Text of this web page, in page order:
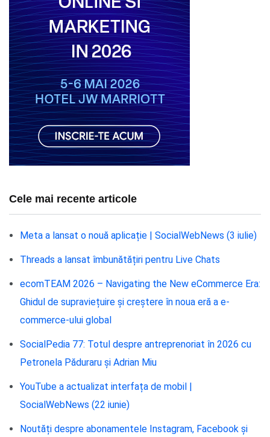
Cele mai recente articole
Meta a lansat o nouă aplicație | SocialWebNews (3 iulie)
Threads a lansat îmbunătățiri pentru Live Chats
ecomTEAM 2026 – Navigating the New eCommerce Era:
Ghidul de supraviețuire și creștere în noua eră a e-
commerce-ului global
SocialPedia 77: Totul despre antreprenoriat în 2026 cu
Petronela Păduraru și Adrian Miu
YouTube a actualizat interfața de mobil |
SocialWebNews (22 iunie)
Noutăți despre abonamentele Instagram, Facebook și